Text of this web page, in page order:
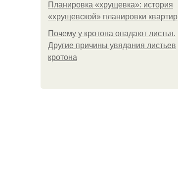
Планировка «хрущевка»: история
«хрущевской» планировки квартир
Почему у кротона опадают листья.
Другие причины увядания листьев
кротона